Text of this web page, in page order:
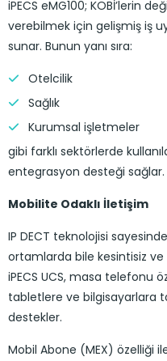
iPECS eMG100; KOBİ’lerin
verebilmek için gelişmiş iş
sunar. Bunun yanı sıra:
Otelcilik
Sağlık
Kurumsal işletmeler
gibi farklı sektörlerde
entegrasyon desteği sağlar.
Mobilite Odaklı İletişim
IP DECT teknolojisi
ortamlarda bile kesintisiz
iPECS UCS, masa telefonu
tabletlere ve bilgisayarlara
destekler.
Mobil Abone (MEX) özelliği